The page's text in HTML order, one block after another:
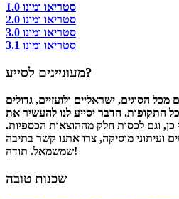
סטריאו ומונו 1.0
סטריאו ומונו 2.0
סטריאו ומונו 3.0
סטריאו ומונו 3.1
מעוניינים לסייע?
מכל הסוגים, ישראליים ולועזיים, גדולים
התקופות. הדבר יסייע לנו להעשיר את
וגם לכסות חלק מההוצאות הכספיות.
ועיתוני מוסיקה, צרו אתנו קשר בתיבה
שמשמאל. תודה!
שכנות טובה